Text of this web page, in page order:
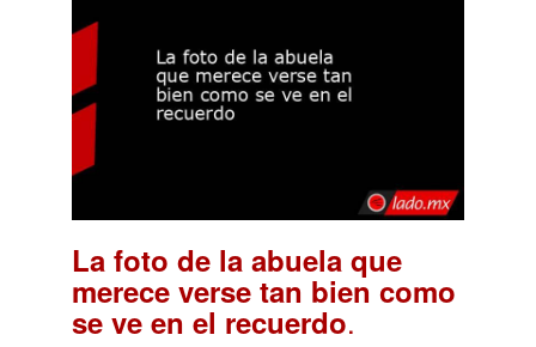
La foto de la abuela que
merece verse tan bien como
se ve en el recuerdo.